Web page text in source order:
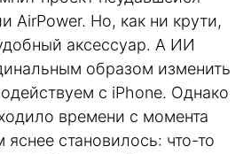
AirPower. Но, как ни крути,
аксессуар. А ИИ
образом изменить
с iPhone. Однако
времени с момента
яснее становилось: что-то